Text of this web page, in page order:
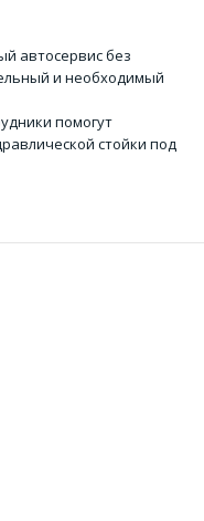
автосервис без
и необходимый
помогут
стойки под